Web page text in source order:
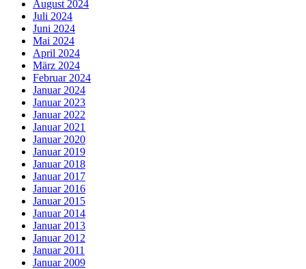
August 2024
Juli 2024
Juni 2024
Mai 2024
April 2024
März 2024
Februar 2024
Januar 2024
Januar 2023
Januar 2022
Januar 2021
Januar 2020
Januar 2019
Januar 2018
Januar 2017
Januar 2016
Januar 2015
Januar 2014
Januar 2013
Januar 2012
Januar 2011
Januar 2009